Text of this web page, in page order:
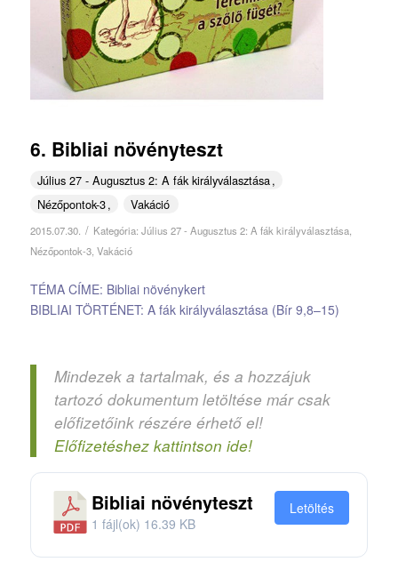
6. Bibliai növényteszt
Július 27 - Augusztus 2: A fák királyválasztása
Nézőpontok-3
Vakáció
2015.07.30. / Kategória: Július 27 - Augusztus 2: A fák királyválasztása,
Nézőpontok-3, Vakáció
TÉMA CÍME: Bibliai növénykert
BIBLIAI TÖRTÉNET: A fák királyválasztása (Bír 9,8–15)
Mindezek a tartalmak, és a hozzájuk
tartozó dokumentum letöltése már csak
előfizetőink részére érhető el!
Előfizetéshez kattintson ide!
Bibliai növényteszt
1 fájl(ok) 16.39 KB
Letöltés